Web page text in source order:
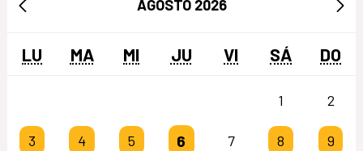
AGOSTO 2026
LU MA MI JU VI SÁ DO
1 2
3 4 5 6 7 8 9